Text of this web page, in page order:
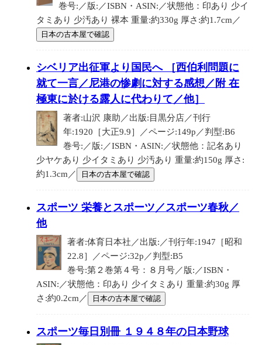
巻号:／版:／ISBN・ASIN:／状態他：印あり 少イ
タミあり 少汚あり 裸本 重量:約330g 厚さ:約1.7cm／
日本の古本屋で確認
シベリア出征軍より国民へ ［西伯利問題に
就て一言／尼港の惨劇に対する感想／附 在
極東に於ける露人に代わりて／他］
著者:山沢 康助／出版:目黒分店／刊行
年:1920［大正9.9］／ページ:149p／判型:B6
巻号:／版:／ISBN・ASIN:／状態他：記名あり
少ヤケあり 少イタミあり 少汚あり 重量:約150g 厚さ:
約1.3cm／
日本の古本屋で確認
スポーツ 栄養とスポーツ／スポーツ春秋／
他
著者:体育日本社／出版:／刊行年:1947［昭和
22.8］／ページ:32p／判型:B5
巻号:第２巻第４号：８月号／版:／ISBN・
ASIN:／状態他：印あり 少イタミあり 重量:約30g 厚
さ:約0.2cm／
日本の古本屋で確認
スポーツ毎日別冊 １９４８年の日本野球